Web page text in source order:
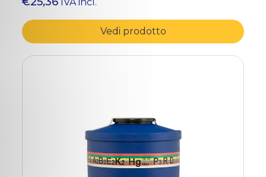
Vedi prodotto